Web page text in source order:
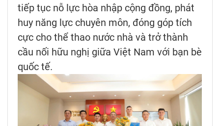
tiếp tục nỗ lực hòa nhập cộng đồng, phát
huy năng lực chuyên môn, đóng góp tích
cực cho thể thao nước nhà và trở thành
cầu nối hữu nghị giữa Việt Nam với bạn bè
quốc tế.